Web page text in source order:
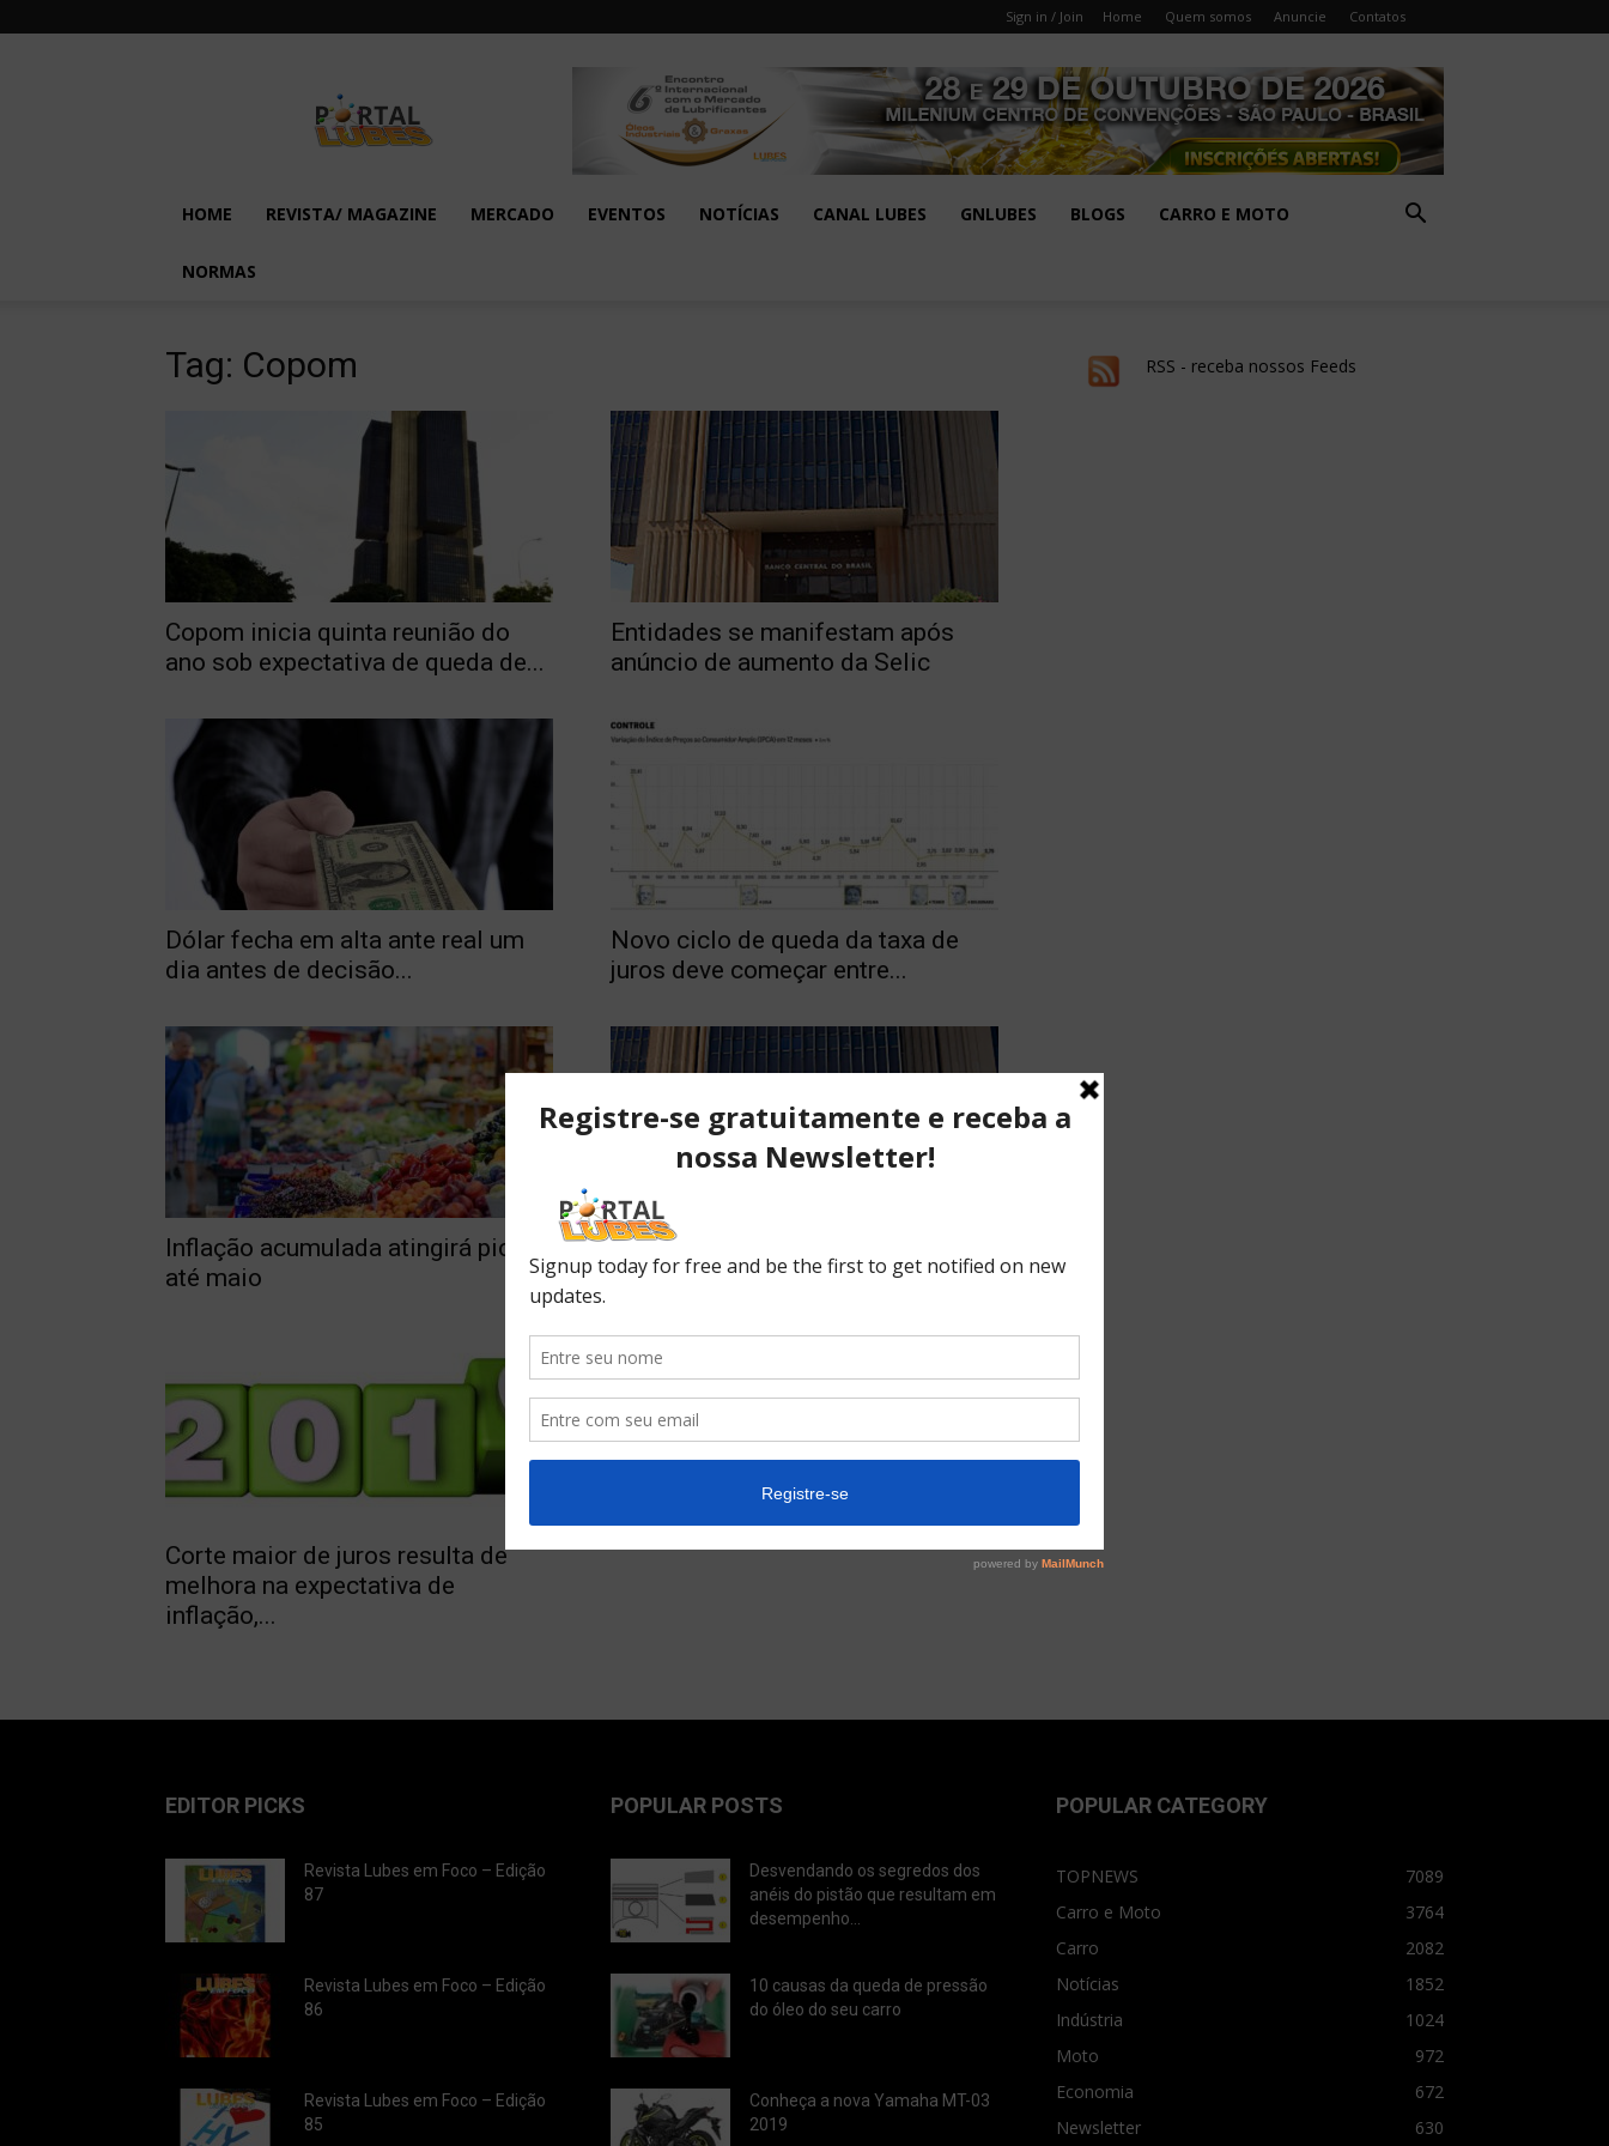
Sign in / Join Home Quem somos Anuncie Contatos
em
Foco
HOME REVISTA/ MAGAZINE MERCADO EVENTOS NOTÍCIAS CANAL LUBES GNLUBES BLOGS CARRO E MOTO
NORMAS
Tag: Copom
Copom inicia quinta reunião do
ano sob expectativa de queda de...
Entidades se manifestam após
anúncio de aumento da Selic
Dólar fecha em alta ante real um
dia antes de decisão...
Novo ciclo de queda da taxa de
juros deve começar entre...
Inflação acumulada atingirá pico
até maio
BC opta por cautela e reduz Selic
em 1 p.p., a...
Corte maior de juros resulta de
melhora na expectativa de
inflação,...
RSS - receba nossos Feeds
EDITOR PICKS
Revista Lubes em Foco – Edição
87
Revista Lubes em Foco – Edição
86
Revista Lubes em Foco – Edição
85
POPULAR POSTS
Desvendando os segredos dos
anéis do pistão que resultam em
desempenho...
10 causas da queda de pressão
do óleo do seu carro
Conheça a nova Yamaha MT-03
2019
POPULAR CATEGORY
TOPNEWS
7089
Carro e Moto
3764
Carro
2082
Notícias
1852
Indústria
1024
Moto
972
Economia
672
Newsletter
630